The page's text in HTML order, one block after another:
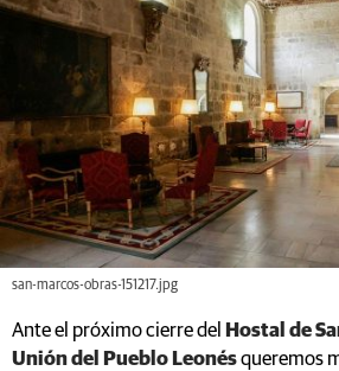
san-marcos-obras-151217.jpg
Ante el próximo cierre del Hostal de
Unión del Pueblo Leonésqueremos